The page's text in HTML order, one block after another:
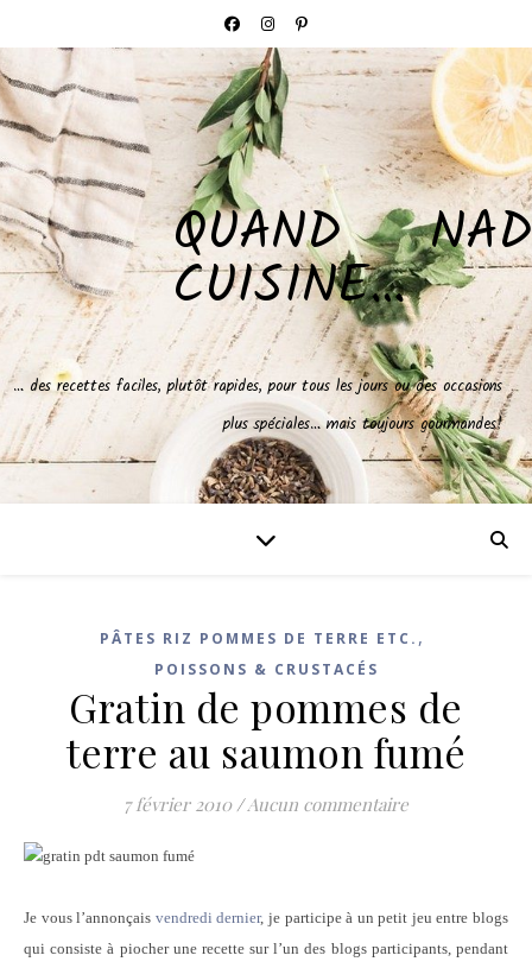
QUAND NAD
CUISINE…
… des recettes faciles, plutôt rapides, pour tous les jours ou des occasions
plus spéciales… mais toujours gourmandes!
PÂTES RIZ POMMES DE TERRE ETC. ,
POISSONS & CRUSTACÉS
Gratin de pommes de
terre au saumon fumé
7 février 2010 /Aucun commentaire
Je vous l’annonçais vendredi dernier, je participe à un petit jeu entre blogs
qui consiste à piocher une recette sur l’un des blogs participants, pendant